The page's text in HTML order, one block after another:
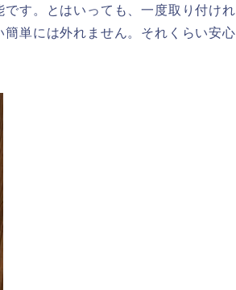
す。とはいっても、一度取り付けれ
単には外れません。それくらい安心